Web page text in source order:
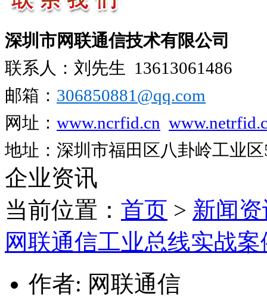
深圳市网联通信技术有限公司
联系人：刘先生 13613061486
邮箱： 306850881​@qq.com
网址： www.ncrfid.cn
地址：深圳市福田区八卦岭工业
企业资讯
当前位置： 首页 > 新闻
网联通信工业总线实战
作者: 网联通信